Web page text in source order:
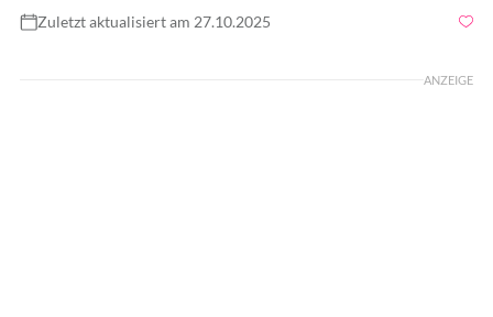
Zuletzt aktualisiert am 27.10.2025
ANZEIGE